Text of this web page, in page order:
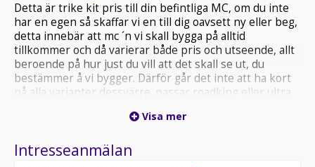
Detta är trike kit pris till din befintliga MC, om du inte
har en egen så skaffar vi en till dig oavsett ny eller beg,
detta innebär att mc ´n vi skall bygga på alltid
tillkommer och då varierar både pris och utseende, allt
beroende på hur just du vill att det skall se ut, du
bestämmer å vi bygger. Därför går det inte att ha kort
på alla varianter dessvärre. passar roadking eller ultra
Visa mer
Intresseanmälan